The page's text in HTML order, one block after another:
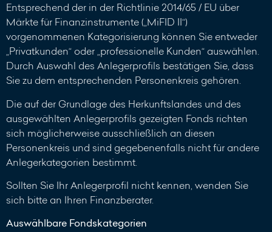
Entsprechend der in der Richtlinie 2014/65 / EU über
Märkte für Finanzinstrumente („MiFID II“)
vorgenommenen Kategorisierung können Sie entweder
„Privatkunden“ oder „professionelle Kunden“ auswählen.
Durch Auswahl des Anlegerprofils bestätigen Sie, dass
Sie zu dem entsprechenden Personenkreis gehören.
Die auf der Grundlage des Herkunftslandes und des
ausgewählten Anlegerprofils gezeigten Fonds richten
sich möglicherweise ausschließlich an diesen
Personenkreis und sind gegebenenfalls nicht für andere
Anlegerkategorien bestimmt.
Sollten Sie Ihr Anlegerprofil nicht kennen, wenden Sie
sich bitte an Ihren Finanzberater.
Auswählbare Fondskategorien